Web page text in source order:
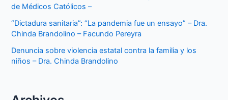
de Médicos Católicos –
“Dictadura sanitaria”: “La pandemia fue un ensayo” – Dra.
Chinda Brandolino – Facundo Pereyra
Denuncia sobre violencia estatal contra la familia y los
niños – Dra. Chinda Brandolino